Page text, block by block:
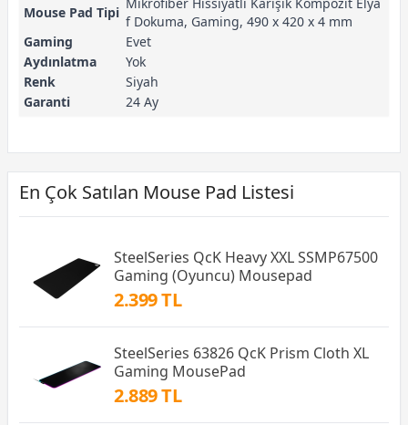
Mouse Pad Tipi
f Dokuma, Gaming, 490 x 420 x 4 mm
Gaming
Evet
Aydınlatma
Yok
Renk
Siyah
Garanti
24 Ay
En Çok Satılan Mouse Pad Listesi
SteelSeries QcK Heavy XXL SSMP67500
Gaming (Oyuncu) Mousepad
2.399 TL
SteelSeries 63826 QcK Prism Cloth XL
Gaming MousePad
2.889 TL